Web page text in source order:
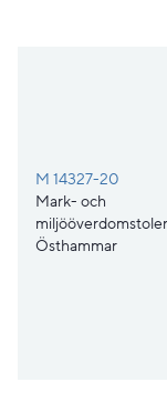
M 14327-20
Mark- och
Östhammar